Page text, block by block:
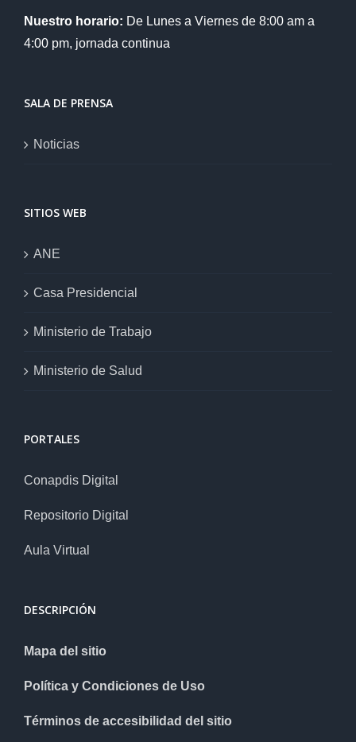
Nuestro horario: De Lunes a Viernes de 8:00 am a
4:00 pm, jornada continua
SALA DE PRENSA
Noticias
SITIOS WEB
ANE
Casa Presidencial
Ministerio de Trabajo
Ministerio de Salud
PORTALES
Conapdis Digital
Repositorio Digital
Aula Virtual
DESCRIPCIÓN
Mapa del sitio
Política y Condiciones de Uso
Términos de accesibilidad del sitio